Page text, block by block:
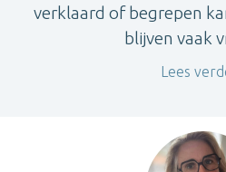
verklaard of begrepen
blijven vaak
Lees